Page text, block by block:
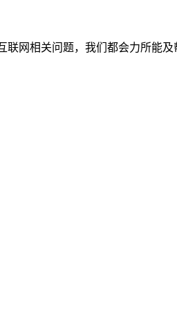
网相关问题，我们都会力所能